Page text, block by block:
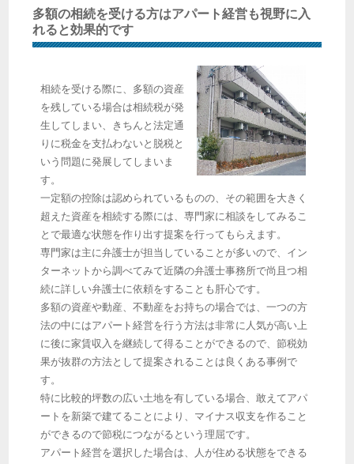
多額の相続を受ける方はアパート経営も視野に入
れると効果的です
相続を受ける際に、多額の資産
を残している場合は相続税が発
生してしまい、きちんと法定通
りに税金を支払わないと脱税と
いう問題に発展してしまいま
す。
一定額の控除は認められているものの、その範囲を大きく
超えた資産を相続する際には、専門家に相談をしてみるこ
とで最適な状態を作り出す提案を行ってもらえます。
専門家は主に弁護士が担当していることが多いので、イン
ターネットから調べてみて近隣の弁護士事務所で尚且つ相
続に詳しい弁護士に依頼をすることも肝心です。
多額の資産や動産、不動産をお持ちの場合では、一つの方
法の中にはアパート経営を行う方法は非常に人気が高い上
に後に家賃収入を継続して得ることができるので、節税効
果が抜群の方法として提案されることは良くある事例で
す。
特に比較的坪数の広い土地を有している場合、敢えてアパ
ートを新築で建てることにより、マイナス収支を作ること
ができるので節税につながるという理屈です。
アパート経営を選択した場合は、人が住める状態をできる
返信先:
朽ちてしまうので 費用貯まるまでは長生きしてね…の気持
ち😔
Warning : Undefined
array key 1 in
/home/gv12002051/escocoin.com/public_html/inc/twitter.phpon line23
Warning : Trying to access array offset on null in
/home/gv12002051/escocoin.com/public_html/inc/twitter.phpon line23